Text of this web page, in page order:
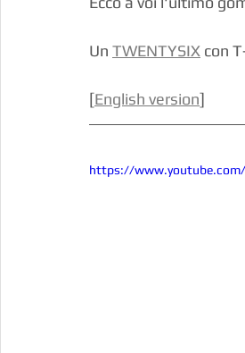
Un TWENTYSIX con
[English version]
https://www.youtube.com/